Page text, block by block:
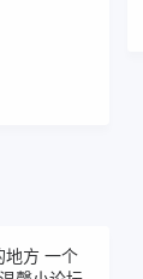
地方 一个